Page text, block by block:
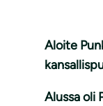
Aloite
Alussa oli